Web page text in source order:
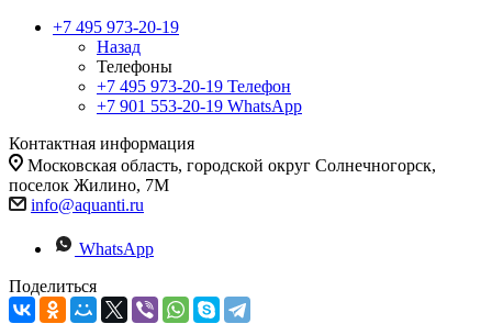
+7 495 973-20-19
Назад
Телефоны
+7 495 973-20-19 Телефон
+7 901 553-20-19 WhatsApp
Контактная информация
Московская область, городской округ Солнечногорск,
поселок Жилино, 7М
info@aquanti.ru
WhatsApp
Поделиться